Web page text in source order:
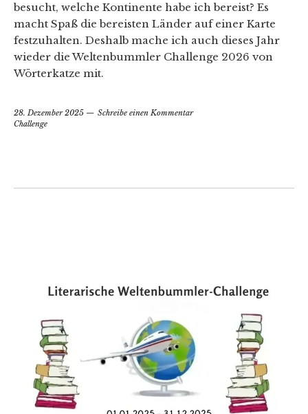
besucht, welche Kontinente habe ich bereist? Es
macht Spaß die bereisten Länder auf einer Karte
festzuhalten. Deshalb mache ich auch dieses Jahr
wieder die Weltenbummler Challenge 2026 von
Wörterkatze mit.
28. Dezember 2025
Schreibe einen Kommentar
Challenge